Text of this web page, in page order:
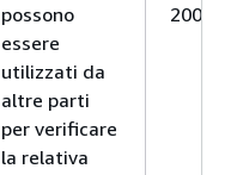
possono
essere
utilizzati da
altre parti
per verificare
la relativa
2009